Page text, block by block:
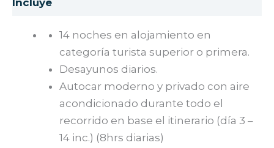
14 noches en alojamiento en
categoría turista superior o primera.
Desayunos diarios.
Autocar moderno y privado con aire
acondicionado durante todo el
recorrido en base el itinerario (día 3 –
14 inc.) (8hrs diarias)